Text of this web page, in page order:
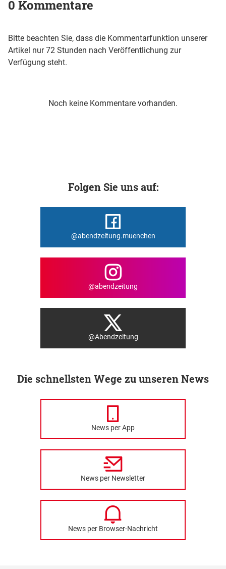
0 Kommentare
Bitte beachten Sie, dass die Kommentarfunktion unserer
Artikel nur 72 Stunden nach Veröffentlichung zur
Verfügung steht.
Noch keine Kommentare vorhanden.
Folgen Sie uns auf:
@abendzeitung.muenchen
@abendzeitung
@Abendzeitung
Die schnellsten Wege zu unseren News
News per App
News per Newsletter
News per Browser-Nachricht